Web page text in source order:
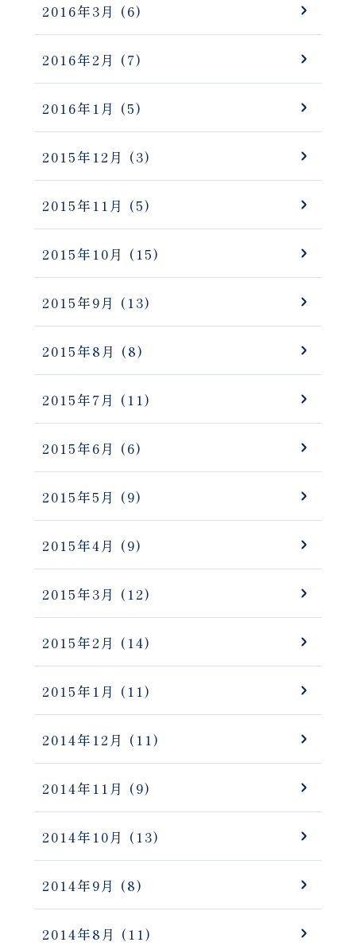
2016年3月 (6)
2016年2月 (7)
2016年1月 (5)
2015年12月 (3)
2015年11月 (5)
2015年10月 (15)
2015年9月 (13)
2015年8月 (8)
2015年7月 (11)
2015年6月 (6)
2015年5月 (9)
2015年4月 (9)
2015年3月 (12)
2015年2月 (14)
2015年1月 (11)
2014年12月 (11)
2014年11月 (9)
2014年10月 (13)
2014年9月 (8)
2014年8月 (11)